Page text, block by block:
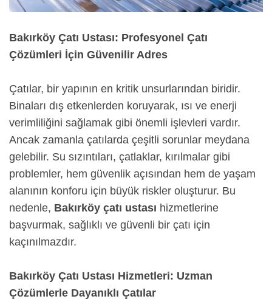
Bakırköy Çatı Ustası: Profesyonel Çatı
Çözümleri İçin Güvenilir Adres
Çatılar, bir yapının en kritik unsurlarından biridir.
Binaları dış etkenlerden koruyarak, ısı ve enerji
verimliliğini sağlamak gibi önemli işlevleri vardır.
Ancak zamanla çatılarda çeşitli sorunlar meydana
gelebilir. Su sızıntıları, çatlaklar, kırılmalar gibi
problemler, hem güvenlik açısından hem de yaşam
alanının konforu için büyük riskler oluşturur. Bu
nedenle, Bakırköy çatı ustası hizmetlerine
başvurmak, sağlıklı ve güvenli bir çatı için
kaçınılmazdır.
Bakırköy Çatı Ustası Hizmetleri: Uzman
Çözümlerle Dayanıklı Çatılar